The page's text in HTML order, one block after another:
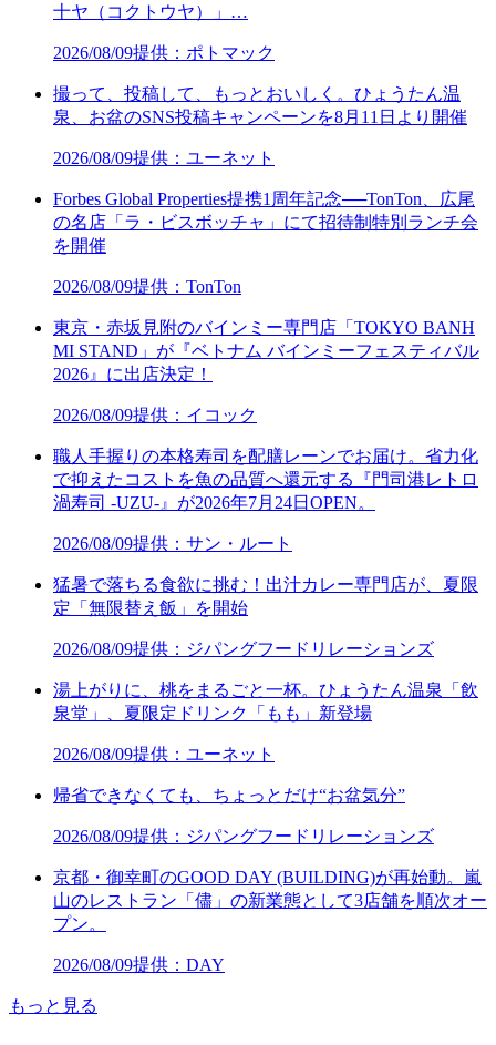
十ヤ（コクトウヤ）」…
2026/08/09提供：ポトマック
撮って、投稿して、もっとおいしく。ひょうたん温
泉、お盆のSNS投稿キャンペーンを8月11日より開催
2026/08/09提供：ユーネット
Forbes Global Properties提携1周年記念──TonTon、広尾
の名店「ラ・ビスボッチャ」にて招待制特別ランチ会
を開催
2026/08/09提供：TonTon
東京・赤坂見附のバインミー専門店「TOKYO BANH
MI STAND」が『ベトナム バインミーフェスティバル
2026』に出店決定！
2026/08/09提供：イコック
職人手握りの本格寿司を配膳レーンでお届け。省力化
で抑えたコストを魚の品質へ還元する『門司港レトロ
渦寿司 -UZU-』が2026年7月24日OPEN。
2026/08/09提供：サン・ルート
猛暑で落ちる食欲に挑む！出汁カレー専門店が、夏限
定「無限替え飯」を開始
2026/08/09提供：ジパングフードリレーションズ
湯上がりに、桃をまるごと一杯。ひょうたん温泉「飲
泉堂」、夏限定ドリンク「もも」新登場
2026/08/09提供：ユーネット
帰省できなくても、ちょっとだけ“お盆気分”
2026/08/09提供：ジパングフードリレーションズ
京都・御幸町のGOOD DAY (BUILDING)が再始動。嵐
山のレストラン「儘」の新業態として3店舗を順次オー
プン。
2026/08/09提供：DAY
もっと見る